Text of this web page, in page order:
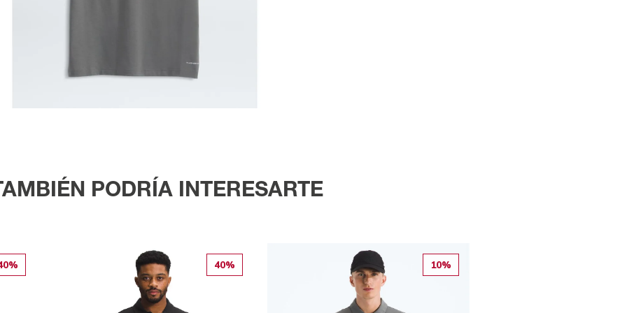
PODRÍA INTERESARTE
40% 10%